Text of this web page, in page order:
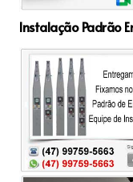
Instalação Padrão